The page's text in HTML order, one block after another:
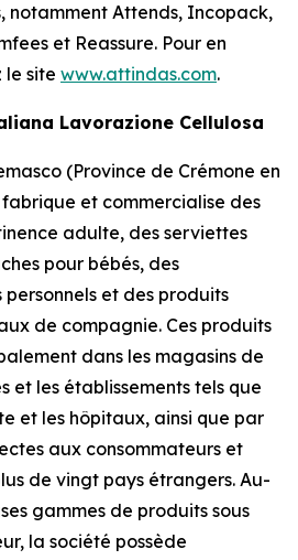
notamment Attends, Incopack,
et Reassure. Pour en
le site www.attindas.com.
Lavorazione Cellulosa
(Province de Crémone en
et commercialise des
adulte, des serviettes
pour bébés, des
personnels et des produits
de compagnie. Ces produits
dans les magasins de
et les établissements tels que
et les hôpitaux, ainsi que par
aux consommateurs et
de vingt pays étrangers. Au-
gammes de produits sous
la société possède